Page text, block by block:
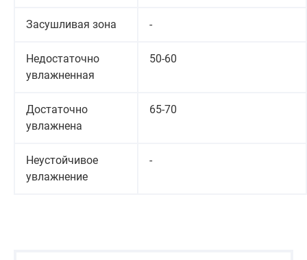
Засушливая зона -
Недостаточно
увлажненная
50-60
Достаточно
увлажнена
65-70
Неустойчивое
увлажнение
-